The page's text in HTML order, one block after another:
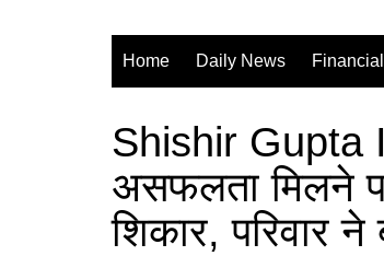
Home Daily News
Shishir Gupta
असफलता मिलने
शिकार, परिवार